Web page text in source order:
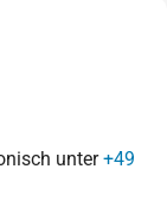
unter+49